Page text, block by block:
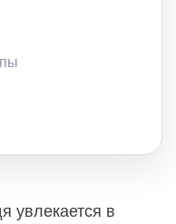
увлекается в